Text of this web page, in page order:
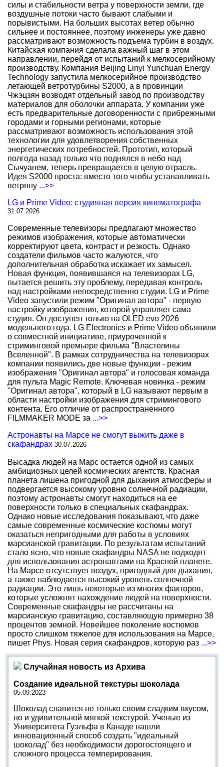
силы и стабильности ветра у поверхности земли, где
воздушные потоки часто бывают слабыми и
порывистыми. На больших высотах ветер обычно
сильнее и постояннее, поэтому инженеры уже давно
рассматривают возможность подъема турбин в воздух.
Китайская компания сделала важный шаг в этом
направлении, перейдя от испытаний к мелкосерийному
производству. Компания Beijing Linyi Yunchuan Energy
Technology запустила мелкосерийное производство
летающей ветротурбины S2000, а в провинции
Чжэцзян возводят отдельный завод по производству
материалов для оболочки аппарата. У компании уже
есть предварительные договоренности с прибрежными
городами и горными регионами, которые
рассматривают возможность использования этой
технологии для удовлетворения собственных
энергетических потребностей. Прототип, который
полгода назад только что поднялся в небо над
Сычуанем, теперь превращается в целую отрасль.
Идея S2000 проста: вместо того чтобы устанавливать
ветряну ...>>
LG и Prime Video: студияная версия кинематографа
31.07.2026
Современные телевизоры предлагают множество
режимов изображения, которые автоматически
корректируют цвета, контраст и резкость. Однако
создатели фильмов часто жалуются, что
дополнительная обработка искажает их замысел.
Новая функция, появившаяся на телевизорах LG,
пытается решить эту проблему, передавая контроль
над настройками непосредственно студии. LG и Prime
Video запустили режим "Оригинал автора" - первую
настройку изображения, которой управляет сама
студия. Он доступен только на OLED evo 2026
модельного года. LG Electronics и Prime Video объявили
о совместной инициативе, приуроченной к
стриминговой премьере фильма "Властелины
Вселенной". В рамках сотрудничества на телевизорах
компании появились две новые функции - режим
изображения "Оригинал автора" и голосовая команда
для пульта Magic Remote. Ключевая новинка - режим
"Оригинал автора", который в LG называют первым в
области настройки изображения для стримингового
контента. Его отличие от распространенного
FILMMAKER MODE за ...>>
Астронавты на Марсе не смогут выжить даже в
скафандрах 30.07.2026
Высадка людей на Марс остается одной из самых
амбициозных целей космических агентств. Красная
планета лишена пригодной для дыхания атмосферы и
подвергается высокому уровню солнечной радиации,
поэтому астронавты смогут находиться на ее
поверхности только в специальных скафандрах.
Однако новые исследования показывают, что даже
самые современные космические костюмы могут
оказаться непригодными для работы в условиях
марсианской гравитации. По результатам испытаний
стало ясно, что новые скафандры NASA не подходят
для использования астронавтами на Красной планете.
На Марсе отсутствует воздух, пригодный для дыхания,
а также наблюдается высокий уровень солнечной
радиации. Это лишь некоторые из многих факторов,
которые усложнят нахождение людей на поверхности.
Современные скафандры не рассчитаны на
марсианскую гравитацию, составляющую примерно 38
процентов земной. Новейшее поколение костюмов
просто слишком тяжелое для использования на Марсе,
пишет Phys. Новая серия скафандров, которую раз ...>>
Случайная новость из Архива
Создание идеальной текстуры шоколада
05.09.2023
Шоколад славится не только своим сладким вкусом,
но и удивительной мягкой текстурой. Ученые из
Университета Гуэльфа в Канаде нашли
инновационный способ создать "идеальный
шоколад" без необходимости дорогостоящего и
сложного процесса темперирования.